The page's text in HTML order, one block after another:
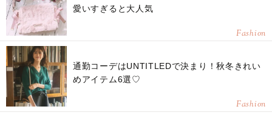
愛いすぎると大人気
Fashion
通勤コーデはUNTITLEDで決まり！秋冬きれい
めアイテム6選♡
Fashion